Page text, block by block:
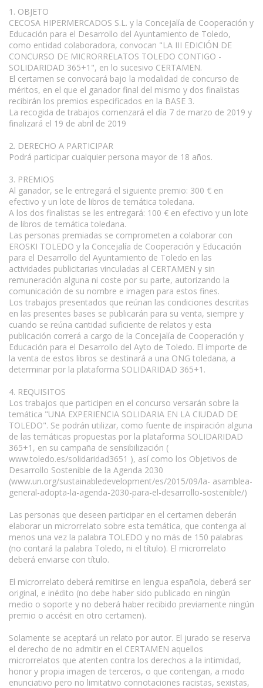
1. OBJETO
CECOSA HIPERMERCADOS S.L. y la Concejalía de Cooperación y
Educación para el Desarrollo del Ayuntamiento de Toledo,
como entidad colaboradora, convocan "LA III EDICIÓN DE
CONCURSO DE MICRORRELATOS TOLEDO CONTIGO -
SOLIDARIDAD 365+1", en lo sucesivo CERTAMEN.
El certamen se convocará bajo la modalidad de concurso de
méritos, en el que el ganador final del mismo y dos finalistas
recibirán los premios especificados en la BASE 3.
La recogida de trabajos comenzará el día 7 de marzo de 2019 y
finalizará el 19 de abril de 2019
2. DERECHO A PARTICIPAR
Podrá participar cualquier persona mayor de 18 años.
3. PREMIOS
Al ganador, se le entregará el siguiente premio: 300 € en
efectivo y un lote de libros de temática toledana.
A los dos finalistas se les entregará: 100 € en efectivo y un lote
de libros de temática toledana.
Las personas premiadas se comprometen a colaborar con
EROSKI TOLEDO y la Concejalía de Cooperación y Educación
para el Desarrollo del Ayuntamiento de Toledo en las
actividades publicitarias vinculadas al CERTAMEN y sin
remuneración alguna ni coste por su parte, autorizando la
comunicación de su nombre e imagen para estos fines.
Los trabajos presentados que reúnan las condiciones descritas
en las presentes bases se publicarán para su venta, siempre y
cuando se reúna cantidad suficiente de relatos y esta
publicación correrá a cargo de la Concejalía de Cooperación y
Educación para el Desarrollo del Ayto de Toledo. El importe de
la venta de estos libros se destinará a una ONG toledana, a
determinar por la plataforma SOLIDARIDAD 365+1.
4. REQUISITOS
Los trabajos que participen en el concurso versarán sobre la
temática "UNA EXPERIENCIA SOLIDARIA EN LA CIUDAD DE
TOLEDO". Se podrán utilizar, como fuente de inspiración alguna
de las temáticas propuestas por la plataforma SOLIDARIDAD
365+1, en su campaña de sensibilización (
www.toledo.es/solidaridad3651 ), así como los Objetivos de
Desarrollo Sostenible de la Agenda 2030
(www.un.org/sustainabledevelopment/es/2015/09/la- asamblea-
general-adopta-la-agenda-2030-para-el-desarrollo-sostenible/)
Las personas que deseen participar en el certamen deberán
elaborar un microrrelato sobre esta temática, que contenga al
menos una vez la palabra TOLEDO y no más de 150 palabras
(no contará la palabra Toledo, ni el título). El microrrelato
deberá enviarse con título.
El microrrelato deberá remitirse en lengua española, deberá ser
original, e inédito (no debe haber sido publicado en ningún
medio o soporte y no deberá haber recibido previamente ningún
premio o accésit en otro certamen).
Solamente se aceptará un relato por autor. El jurado se reserva
el derecho de no admitir en el CERTAMEN aquellos
microrrelatos que atenten contra los derechos a la intimidad,
honor y propia imagen de terceros, o que contengan, a modo
enunciativo pero no limitativo connotaciones racistas, sexistas,